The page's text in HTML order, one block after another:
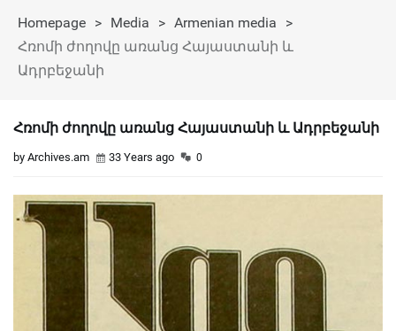
Homepage > Media > Armenian media
>
Հռոմի ժողովը առանց Հայաստանի և
Ադրբեջանի
Հռոմի ժողովը առանց Հայաստանի և Ադրբեջանի
by Archives.am 33 Years ago 0